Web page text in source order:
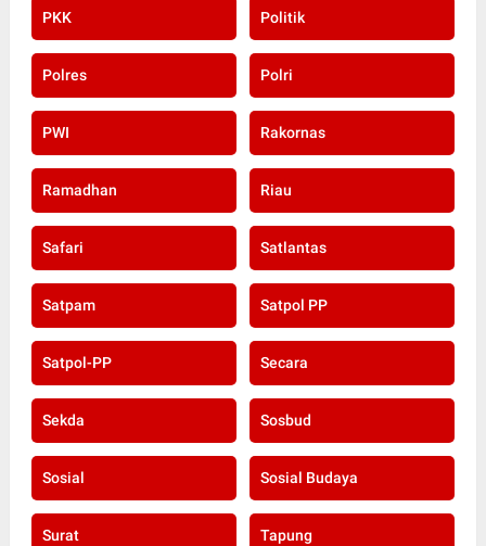
PKK Politik
Polres Polri
PWI Rakornas
Ramadhan Riau
Safari Satlantas
Satpam Satpol PP
Satpol-PP Secara
Sekda Sosbud
Sosial Sosial Budaya
Surat Tapung